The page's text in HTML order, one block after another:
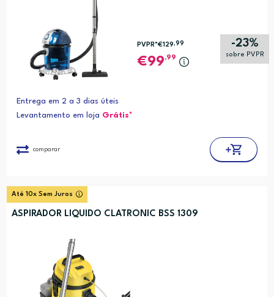
-23%
sobre PVPR
PVPR*€129,99
99,99
Entrega em 2 a 3 dias úteis
Levantamento em loja Grátis*
comparar
Até 10x Sem Juros
ASPIRADOR LIQUIDO CLATRONIC BSS 1309